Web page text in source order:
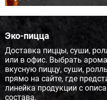
Эко-пицца
Доставка пиццы, суши,
или в офис. Выбрать
вкусную пиццу, суши,
прямо на сайте, где
линейка продукции с
состава.